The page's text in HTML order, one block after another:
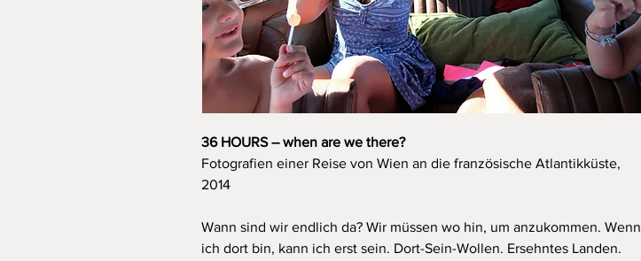
36 HOURS – when are we there?
Fotografien einer Reise von Wien an die französische Atlantikküste,
2014
Wann sind wir endlich da? Wir müssen wo hin, um anzukommen. Wenn
ich dort bin, kann ich erst sein. Dort-Sein-Wollen. Ersehntes Landen.